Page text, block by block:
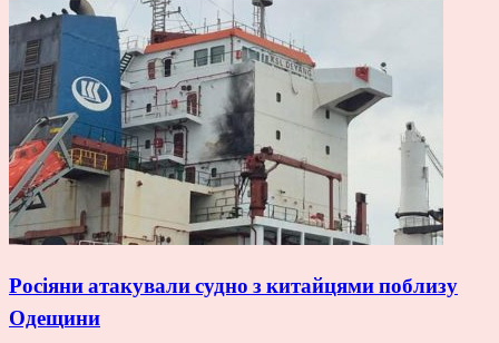
Росіяни атакували судно з китайцями поблизу
Одещини